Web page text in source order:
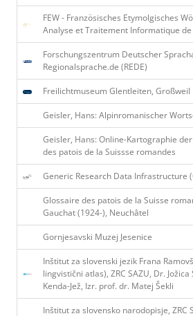
FEW - Französisches Etymolgisches
Analyse et Traitement Informatique de
Forschungszentrum Deutscher
Regionalsprache.de (REDE)
Freilichtmuseum Glentleiten, Großweil
Geisler, Hans: Alpinromanischer
Geisler, Hans: Online-Kartographie
des patois de la Suissse romandes
Generic Research Data Infrastructure
Glossaire des patois de la Suisse
Gauchat (1924-), Neuchâtel
Gornjesavski Muzej Jesenice
Inštitut za slovenski jezik Frana
lingvistični atlas), ZRC SAZU, Dr.
Kenda-Jež, Izr. prof. dr. Matej Šekli
Inštitut za slovensko narodopisje, ZRC